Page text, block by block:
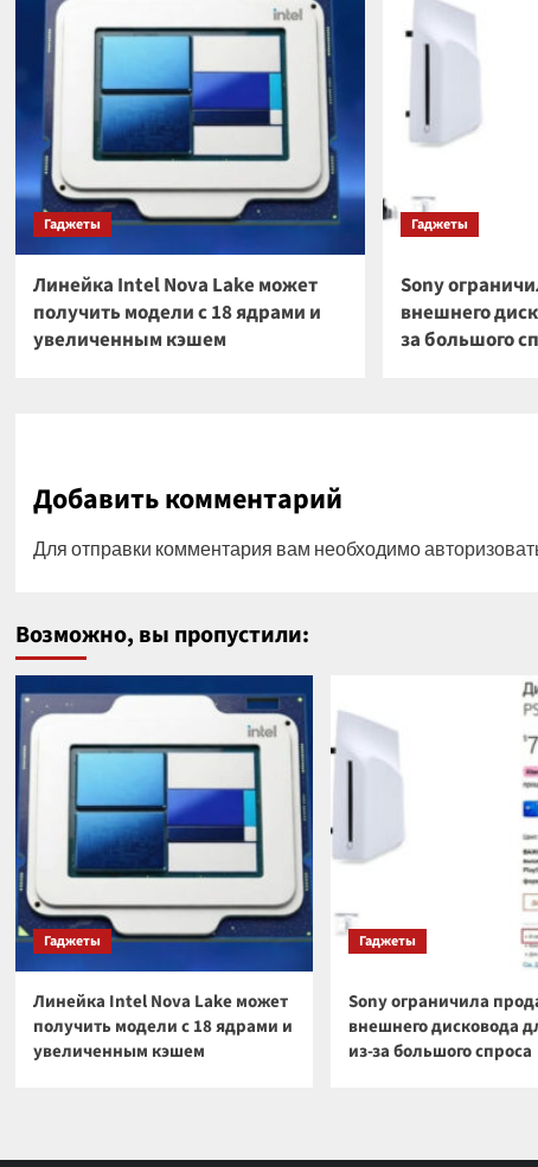
Гаджеты
Линейка Intel Nova Lake может
получить модели с 18 ядрами и
увеличенным кэшем
Гаджеты
Sony
внешнего
за большого
Добавить комментарий
Для отправки комментария вам необходимо
Возможно, вы пропустили:
Гаджеты
Линейка Intel Nova Lake может
получить модели с 18 ядрами и
увеличенным кэшем
Гаджеты
Sony ограничила
внешнего дисковода
из-за большого спроса